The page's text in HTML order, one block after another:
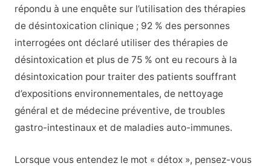
répondu à une enquête sur l’utilisation des thérapies
de désintoxication clinique ; 92 % des personnes
interrogées ont déclaré utiliser des thérapies de
désintoxication et plus de 75 % ont eu recours à la
désintoxication pour traiter des patients souffrant
d’expositions environnementales, de nettoyage
général et de médecine préventive, de troubles
gastro-intestinaux et de maladies auto-immunes.
Lorsque vous entendez le mot « détox », pensez-vous